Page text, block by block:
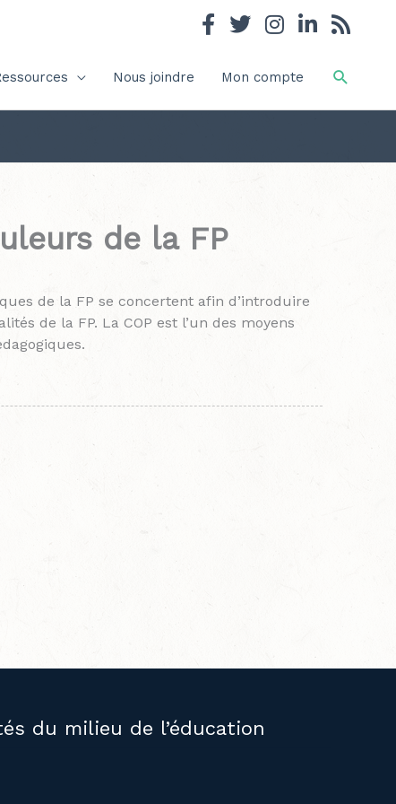
Nous joindre Mon compte
de la FP
de la FP se concertent afin d’introduire
de la FP. La COP est l’un des moyens
du milieu de l’éducation